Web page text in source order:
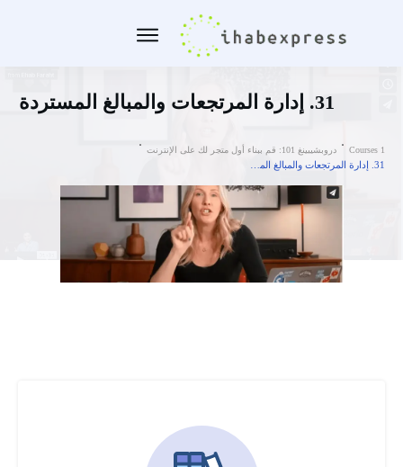
31. إدارة المرتجعات والمبالغ المستردة
Courses 1 دروبشيبينغ 101: قم ببناء أول متجر لك على الإنترنت